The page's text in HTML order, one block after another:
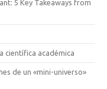
5 Key Takeaways from
científica académica
de un «mini-universo»